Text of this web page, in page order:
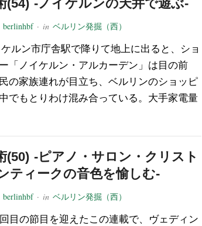
(54) -ノイケルンの天井で遊ぶ-
berlinhbf· in ベルリン発掘（西）
ルン市庁舎駅で降りて地上に出ると、ショ
「ノイケルン・アルカーデン」は目の前
の家族連れが目立ち、ベルリンのショッピ
でもとりわけ混み合っている。大手家電量
(50) -ピアノ・サロン・クリスト
ティークの音色を愉しむ-
berlinhbf· in ベルリン発掘（西）
目の節目を迎えたこの連載で、ヴェディン